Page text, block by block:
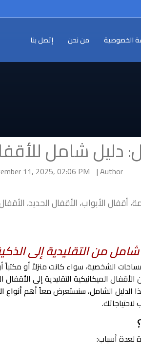
الخصوصية من نحن إتصل بنا
دليل شامل
Author |
11, 2025, 02:06 PM
الأبواب، الأقفال الحديد،
شامل من التقليدية إلى
الشخصية، سواء كانت منزلاً أو
الميكانيكية التقليدية إلى الأقفال
الدليل الشامل، سنستعرض معاً أهمأنواع
لعدة أسباب: